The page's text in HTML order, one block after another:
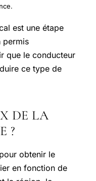
est une étape
permis
que le conducteur
ce type de
DE LA
?
obtenir le
en fonction de